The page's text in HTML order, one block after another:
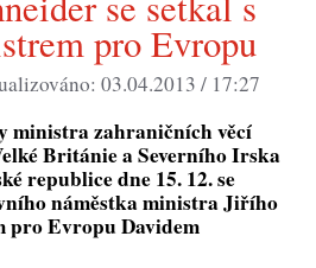
pro Evropu
03.04.2013 / 17:27
ministra zahraničních věcí
Británie a Severního Irska
republice dne 15. 12. se
náměstka ministra Jiřího
pro Evropu Davidem